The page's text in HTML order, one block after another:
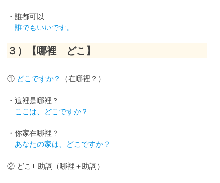
・誰都可以
誰でもいいです。
３）【哪裡 どこ】
① どこですか？ （在哪裡？）
・這裡是哪裡？
ここは、どこですか？
・你家在哪裡？
あなたの家は、どこですか？
② どこ+ 助詞（哪裡＋助詞）